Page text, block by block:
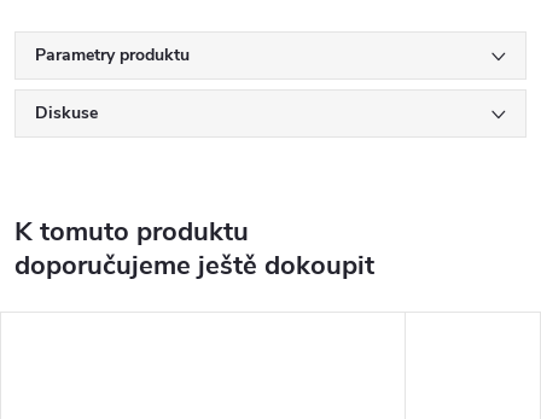
Parametry produktu
Diskuse
K tomuto produktu
doporučujeme ještě dokoupit